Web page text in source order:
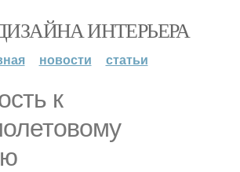
ИНТЕРЬЕРА
новости статьи
к